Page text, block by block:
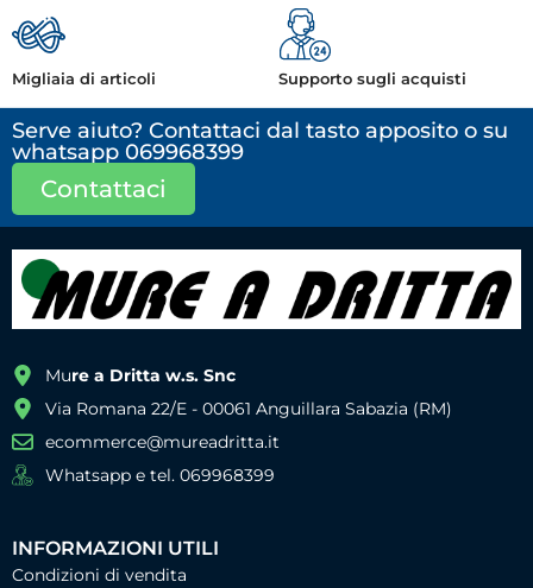
Migliaia di articoli Supporto sugli acquisti
Serve aiuto? Contattaci dal tasto apposito o su
whatsapp 069968399
Contattaci
Mure a Dritta w.s. Snc
Via Romana 22/E - 00061 Anguillara Sabazia (RM)
ecommerce@mureadritta.it
Whatsapp e tel. 069968399
INFORMAZIONI UTILI
Condizioni di vendita